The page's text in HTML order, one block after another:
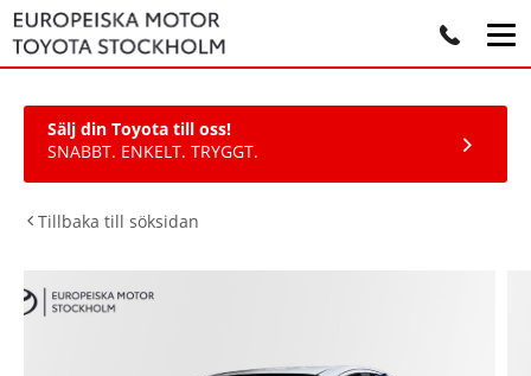
Sälj din Toyota till oss!
SNABBT. ENKELT. TRYGGT.
Tillbaka till söksidan